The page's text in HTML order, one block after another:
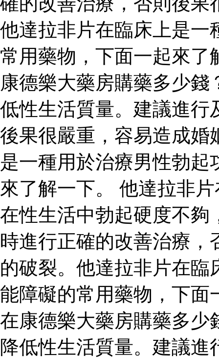
他達拉非片在臨床上是一
常用藥物，下面一起來
康德樂大藥房購藥多少
低性生活質量。建議進行
後果很嚴重，容易造成婚
是一種用於治療男性勃
來了解一下。 他達拉非
在性生活中勃起硬度不夠
時進行正確的改善治療
的破裂。他達拉非片在
能障礙的常用藥物，下面
在康德樂大藥房購藥多少
降低性生活質量。建議